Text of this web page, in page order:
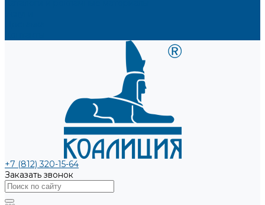
+7 (812) 320-15-64
Заказать звонок